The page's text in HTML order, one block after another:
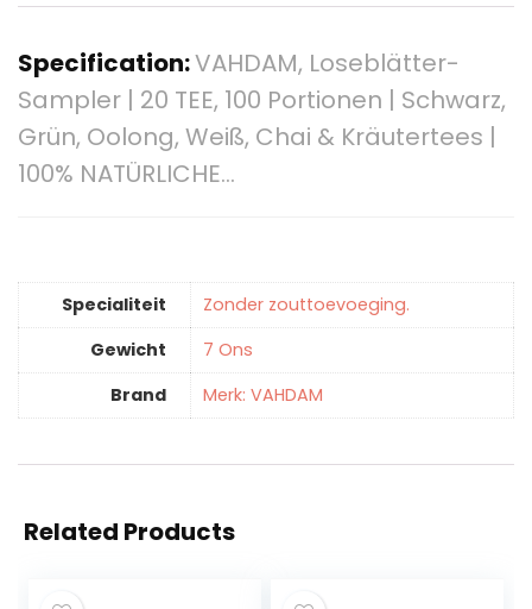
Specification:VAHDAM, Loseblätter-
Sampler | 20 TEE, 100 Portionen | Schwarz,
Grün, Oolong, Weiß, Chai & Kräutertees |
100% NATÜRLICHE…
Specialiteit
‎Zonder zouttoevoeging.
Gewicht
‎7 Ons
Brand
Merk: VAHDAM
Related Products